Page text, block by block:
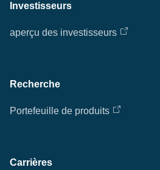
Investisseurs
aperçu des investisseurs
Recherche
Portefeuille de produits
Carrières